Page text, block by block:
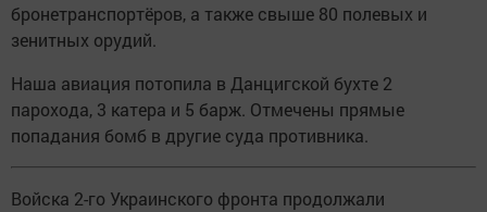
бронетранспортёров, а также свыше 80 полевых и
зенитных орудий.
Наша авиация потопила в Данцигской бухте 2
парохода, 3 катера и 5 барж. Отмечены прямые
попадания бомб в другие суда противника.
Войска 2-го Украинского фронта продолжали